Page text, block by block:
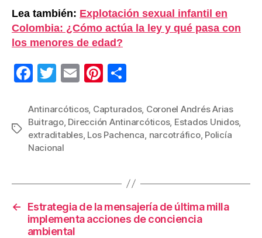
Lea también: Explotación sexual infantil en
Colombia: ¿Cómo actúa la ley y qué pasa con
los menores de edad?
F
c
e
b
o
k
T
tt
er
E
ail
Pi
er
e
m
p
Etiquetas
Antinarcóticos, Capturados, Coronel Andrés Arias
Buitrago, Dirección Antinarcóticos, Estados Unidos,
extraditables, Los Pachenca narcotráfico, Policía
Nacional
←
Estrategia de la mensajería de última milla
implementa acciones de conciencia
ambiental